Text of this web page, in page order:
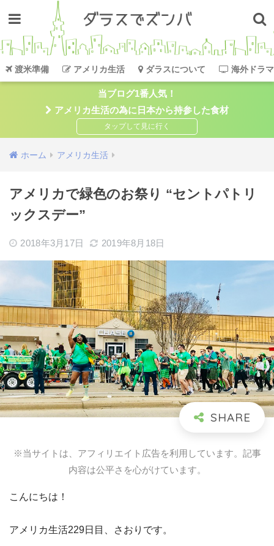
渡米準備 アメリカ生活 ダラスについて 海外ドラ
当ブログ1番人気！
アメリカ生活の為に日本から持参した食材
ホーム アメリカ生活
アメリカで緑色のお祭り “セントパトリ
ックスデー”
2018年3月17日 2019年8月18日
※当サイトは、アフィリエイト広告を利用しています。記事
内容は公平さを心がけています。
こんにちは！
アメリカ生活229日目、さおりです。